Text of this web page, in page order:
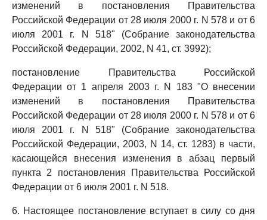
изменений в постановления Правительства
Российской Федерации от 28 июля 2000 г. N 578 и от 6
июля 2001 г. N 518" (Собрание законодательства
Российской Федерации, 2002, N 41, ст. 3992);
постановление Правительства Российской
Федерации от 1 апреля 2003 г. N 183 "О внесении
изменений в постановления Правительства
Российской Федерации от 28 июля 2000 г. N 578 и от 6
июля 2001 г. N 518" (Собрание законодательства
Российской Федерации, 2003, N 14, ст. 1283) в части,
касающейся внесения изменения в абзац первый
пункта 2 постановления Правительства Российской
Федерации от 6 июля 2001 г. N 518.
6. Настоящее постановление вступает в силу со дня